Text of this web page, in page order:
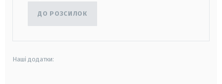
ДО РОЗСИЛОК
Наші додатки: